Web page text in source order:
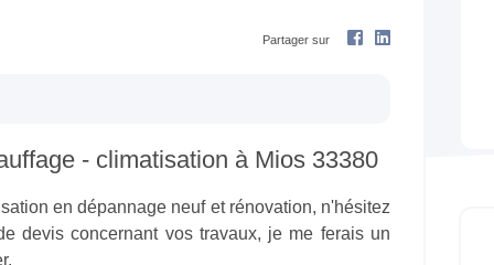
Partager sur
- climatisation à Mios 33380
en dépannage neuf et rénovation, n'hésitez
devis concernant vos travaux, je me ferais un